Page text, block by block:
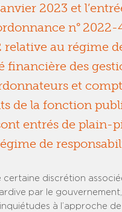
2023 et
n°
relative au régime
financière des
et
de la fonction
entrés de plain-
de
certaine discrétion
par le
à l’approche de